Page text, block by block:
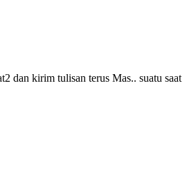
dan kirim tulisan terus Mas.. suatu saat